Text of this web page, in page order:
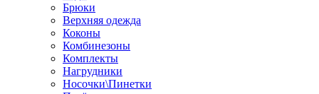
Брюки
Верхняя одежда
Коконы
Комбинезоны
Комплекты
Нагрудники
Носочки\Пинетки